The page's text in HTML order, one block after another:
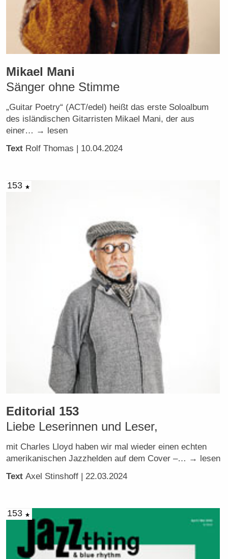
Mikael Mani
Sänger ohne Stimme
„Guitar Poetry“ (ACT/edel) heißt das erste Soloalbum
des isländischen Gitarristen Mikael Mani, der aus
einer… → lesen
Text Rolf Thomas | 10.04.2024
153
Editorial 153
Liebe Leserinnen und Leser,
mit Charles Lloyd haben wir mal wieder einen echten
amerikanischen Jazzhelden auf dem Cover –… → lesen
Text Axel Stinshoff | 22.03.2024
153